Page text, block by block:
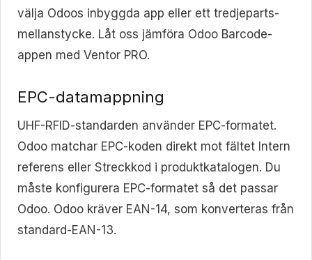
välja Odoos inbyggda app eller ett tredjeparts-
mellanstycke. Låt oss jämföra Odoo Barcode-
appen med Ventor PRO.
EPC-datamappning
UHF-RFID-standarden använder EPC-formatet.
Odoo matchar EPC-koden direkt mot fältet Intern
referens eller Streckkod i produktkatalogen. Du
måste konfigurera EPC-formatet så det passar
Odoo. Odoo kräver EAN-14, som konverteras från
standard-EAN-13.